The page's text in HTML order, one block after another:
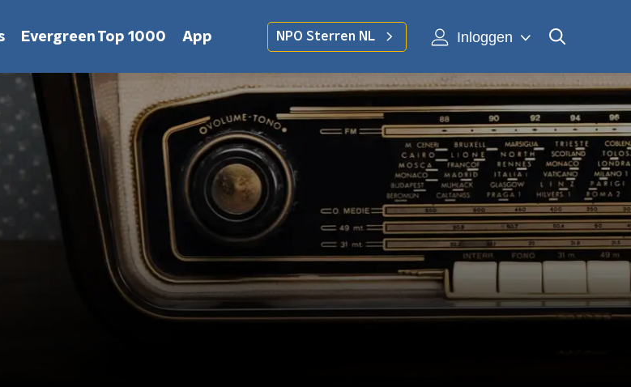
Evergreen Top 1000 App NPO Sterren NL Inloggen